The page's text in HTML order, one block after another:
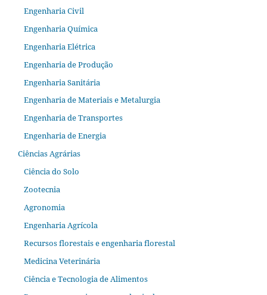
Engenharia Civil
Engenharia Química
Engenharia Elétrica
Engenharia de Produção
Engenharia Sanitária
Engenharia de Materiais e Metalurgia
Engenharia de Transportes
Engenharia de Energia
Ciências Agrárias
Ciência do Solo
Zootecnia
Agronomia
Engenharia Agrícola
Recursos florestais e engenharia florestal
Medicina Veterinária
Ciência e Tecnologia de Alimentos